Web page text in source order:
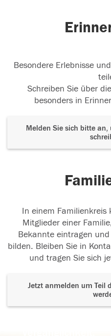
Besondere Erlebnisse
Schreiben Sie über
besonders in
Melden Sie sich bitte
In einem Familienkreis
Mitglieder einer
Bekannte eintragen
bilden. Bleiben Sie in
und tragen Sie sich
Jetzt anmelden um Teil